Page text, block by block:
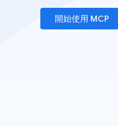
開始使用 MCP